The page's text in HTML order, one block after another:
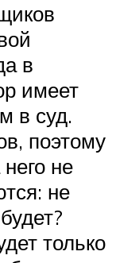
в
имеет
в суд.
поэтому
не
не
только